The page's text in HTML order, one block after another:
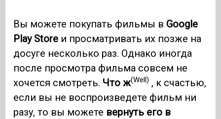
Вы можете покупать фильмы в Google
Play Store и просматривать их позже на
досуге несколько раз. Однако иногда
после просмотра фильма совсем не
хочется смотреть. Что ж(Well) , к счастью,
если вы не воспроизведете фильм ни
разу, то вы можете вернуть его в